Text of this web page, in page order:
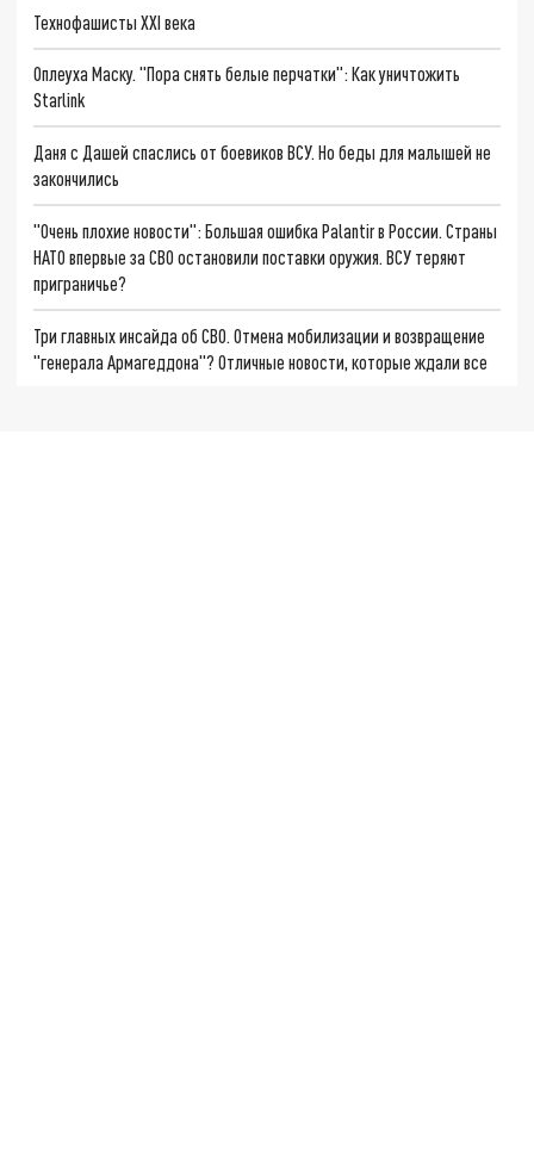
Технофашисты XXI века
Оплеуха Маску. "Пора снять белые перчатки": Как уничтожить
Starlink
Даня с Дашей спаслись от боевиков ВСУ. Но беды для малышей не
закончились
"Очень плохие новости": Большая ошибка Palantir в России. Страны
НАТО впервые за СВО остановили поставки оружия. ВСУ теряют
приграничье?
Три главных инсайда об СВО. Отмена мобилизации и возвращение
"генерала Армагеддона"? Отличные новости, которые ждали все